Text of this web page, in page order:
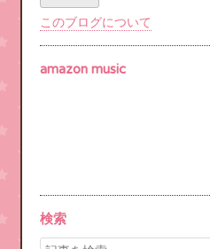
このブログについて
amazon music
検索